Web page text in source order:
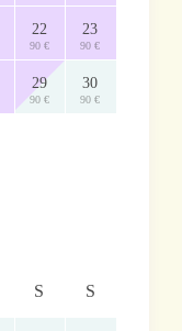
22
90 €
23
90 €
29
90 €
30
90 €
S S